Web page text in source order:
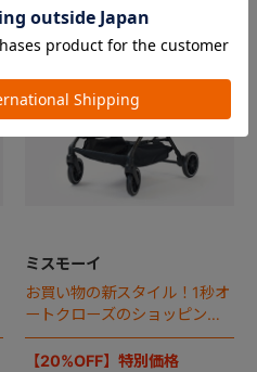
ミスモーイ
お買い物の新スタイル！1秒オ
ートクローズのショッピング
カート誕生。
【20%OFF】特別価格